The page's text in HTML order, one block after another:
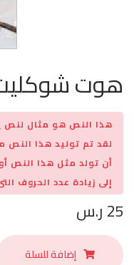
هوت
هذا النص هو مثال
لقد تم توليد هذا
أن تولد مثل هذا النص
إلى زيادة عدد الحروف
25 ر.س
إضافة للسلة